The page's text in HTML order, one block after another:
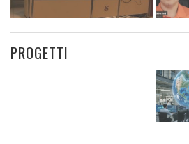
PROGETTI